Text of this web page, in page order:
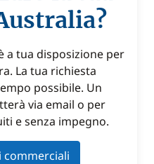
a tua disposizione per
La tua richiesta
possibile. Un
via email o per
e senza impegno.
commerciali